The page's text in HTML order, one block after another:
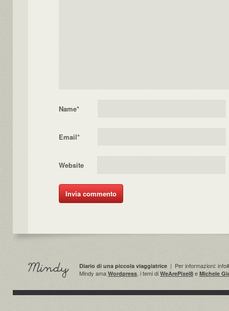
Name*
Email*
Website
Diario di una piccola viaggiatrice| Per informazioni:
Mindy amaWordpress, i temi diWeArePixel8eMichele